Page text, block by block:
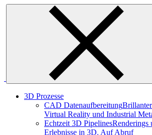
Skip
3D Prozesse
CAD Datenaufbereitung
Virtual Reality und Industrial
Echtzeit 3D PipelinesRenderings
Erlebnisse in 3D. Auf Abruf